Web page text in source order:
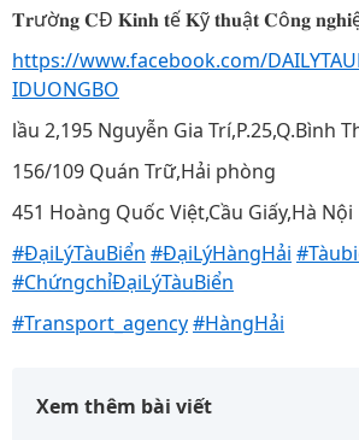
𝐓𝐫ườ𝐧𝐠 𝐂Đ 𝐊𝐢𝐧𝐡 𝐭ế 𝐊ỹ 𝐭𝐡𝐮ậ𝐭 𝐂ô𝐧𝐠
https://www.facebook.com/
IDUONGBO
lầu 2,195 Nguyễn Gia Trí,P.25,Q.Bình
156/109 Quán Trữ,Hải phòng
451 Hoàng Quốc Việt,Cầu Giấy,Hà Nội
#ĐạiLýTàuBiển #ĐạiLýHàngHải
#ChứngchỉĐạiLýTàuBiển
#Transport_agency#HàngHải
Xem thêm bài viết